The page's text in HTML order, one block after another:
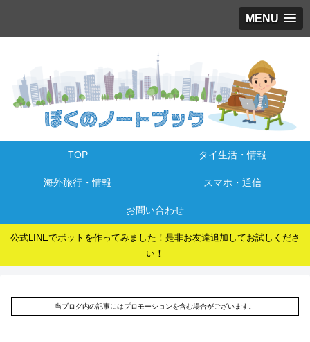
MENU
TOP タイ生活・情報
海外旅行・情報 スマホ・通信
お問い合わせ
公式LINEでボットを作ってみました！是非お友達追加してお試しくださ
い！
当ブログ内の記事にはプロモーションを含む場合がございます。